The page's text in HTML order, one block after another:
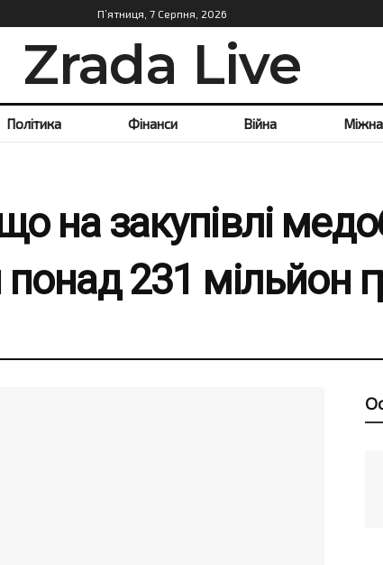
П’ятниця, 7 Серпня, 2026
Zrada Live
Політика Фінанси Війна
на закупівлі
231 мільйон